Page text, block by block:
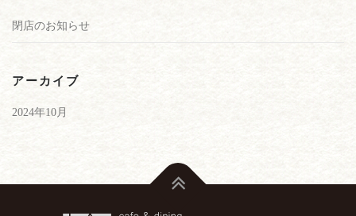
閉店のお知らせ
アーカイブ
2024年10月